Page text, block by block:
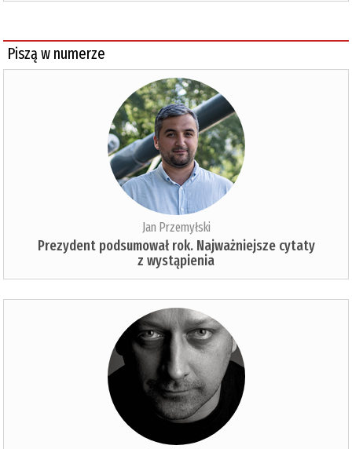
Piszą w numerze
Jan Przemyłski
Prezydent podsumował rok. Najważniejsze cytaty
z wystąpienia